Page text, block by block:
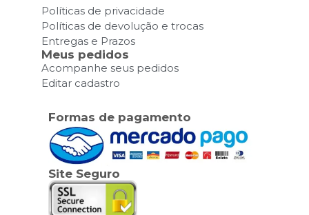
Políticas de privacidade
Políticas de devolução e trocas
Entregas e Prazos
Meus pedidos
Acompanhe seus pedidos
Editar cadastro
Formas de pagamento
Site Seguro